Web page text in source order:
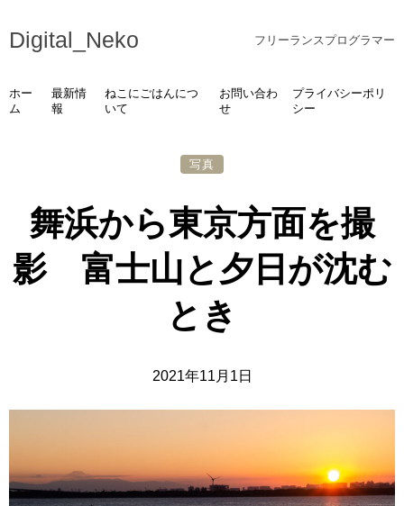
Digital_Neko フリーランスプログラマー
ホー
ム
最新情
報
ねこにごはんにつ
いて
お問い合わ
せ
プライバシーポリ
シー
写真
舞浜から東京方面を撮
影 富士山と夕日が沈む
とき
2021年11月1日